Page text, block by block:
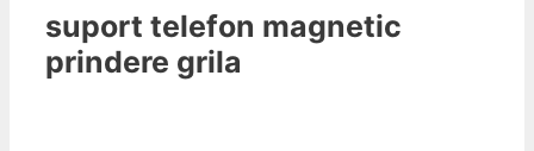
suport telefon magnetic
prindere grila